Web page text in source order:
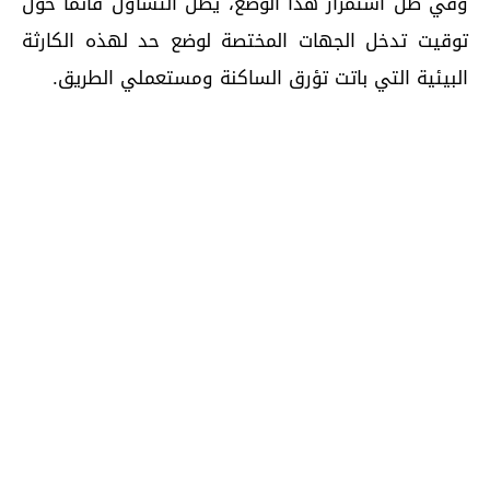
توقيت تدخل الجهات المختصة لوضع حد لهذه الكارثة
البيئية التي باتت تؤرق الساكنة ومستعملي الطريق.